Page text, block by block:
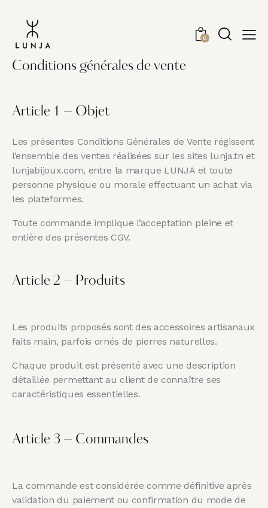
0
Conditions générales de vente
Article 1 – Objet
Les présentes Conditions Générales de Vente régissent
l’ensemble des ventes réalisées sur les sites lunja.tn et
lunjabijoux.com, entre la marque LUNJA et toute
personne physique ou morale effectuant un achat via
les plateformes.
Toute commande implique l’acceptation pleine et
entière des présentes CGV.
Article 2 – Produits
Les produits proposés sont des accessoires artisanaux
faits main, parfois ornés de pierres naturelles.
Chaque produit est présenté avec une description
détaillée permettant au client de connaître ses
caractéristiques essentielles.
Article 3 – Commandes
La commande est considérée comme définitive après
validation du paiement ou confirmation du mode de